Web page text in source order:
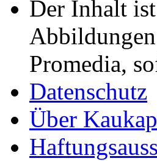
Der Inhalt
Promedia,
Datenschutz
Über